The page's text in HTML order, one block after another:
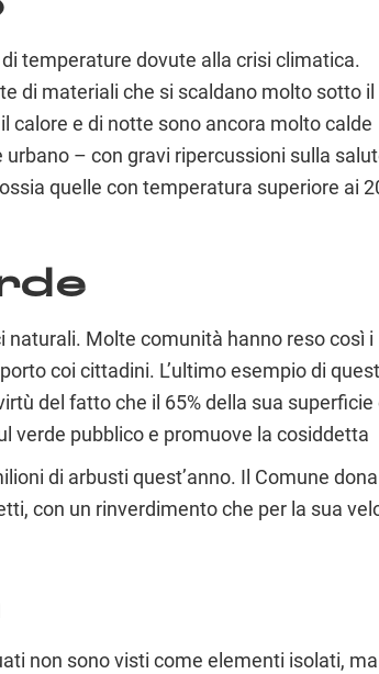
temperature dovute alla crisi climatica.
di materiali che si scaldano molto sotto il
calore e di notte sono ancora molto calde
– con gravi ripercussioni sulla
quelle con temperatura superiore ai
naturali. Molte comunità hanno reso così i
coi cittadini. L’ultimo esempio di
del fatto che il 65% della sua superficie
verde pubblico e promuove la cosiddetta
di arbusti quest’anno. Il Comune dona
con un rinverdimento che per la sua
non sono visti come elementi isolati, ma